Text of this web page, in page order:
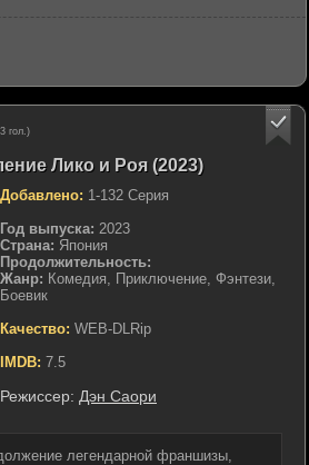
гол.)
Лико и Роя (2023)
Добавлено: 1-132 Серия
Год выпуска: 2023
Страна: Япония
Продолжительность:
Жанр: Комедия, Приключение, Фэнтези,
Боевик
Качество: WEB-DLRip
IMDB: 7.5
Режиссер: Дэн Саори
легендарной франшизы,